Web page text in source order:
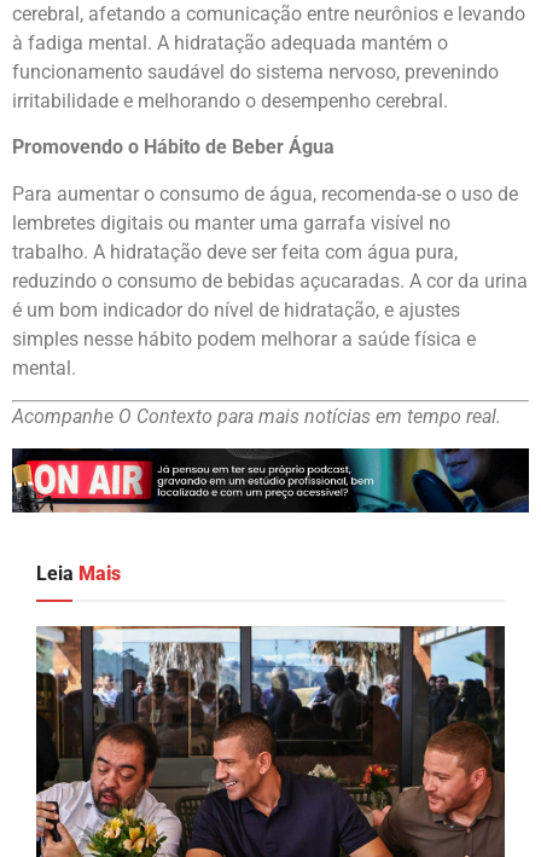
cerebral, afetando a comunicação entre neurônios e levando
à fadiga mental. A hidratação adequada mantém o
funcionamento saudável do sistema nervoso, prevenindo
irritabilidade e melhorando o desempenho cerebral.
Promovendo o Hábito de Beber Água
Para aumentar o consumo de água, recomenda-se o uso de
lembretes digitais ou manter uma garrafa visível no
trabalho. A hidratação deve ser feita com água pura,
reduzindo o consumo de bebidas açucaradas. A cor da urina
é um bom indicador do nível de hidratação, e ajustes
simples nesse hábito podem melhorar a saúde física e
mental.
Acompanhe O Contexto para mais notícias em tempo real.
Leia Mais